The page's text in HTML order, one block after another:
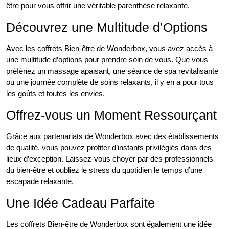
être pour vous offrir une véritable parenthèse relaxante.
Découvrez une Multitude d’Options
Avec les coffrets Bien-être de Wonderbox, vous avez accès à
une multitude d’options pour prendre soin de vous. Que vous
préfériez un massage apaisant, une séance de spa revitalisante
ou une journée complète de soins relaxants, il y en a pour tous
les goûts et toutes les envies.
Offrez-vous un Moment Ressourçant
Grâce aux partenariats de Wonderbox avec des établissements
de qualité, vous pouvez profiter d’instants privilégiés dans des
lieux d’exception. Laissez-vous choyer par des professionnels
du bien-être et oubliez le stress du quotidien le temps d’une
escapade relaxante.
Une Idée Cadeau Parfaite
Les coffrets Bien-être de Wonderbox sont également une idée